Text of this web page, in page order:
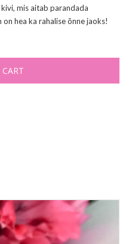
mis aitab parandada
hea ka rahalise õnne jaoks!